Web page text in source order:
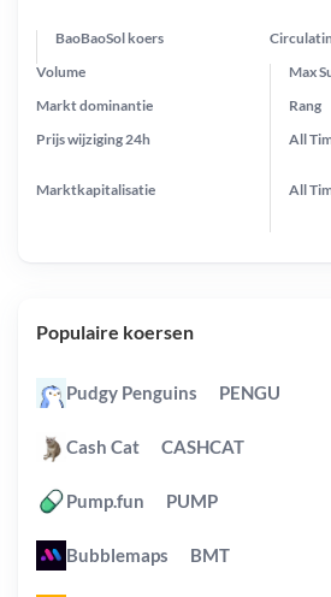
BaoBaoSol koers
Prijs wijziging 24h
Max
Markt dominantie
Marktkapitalisatie
Volume
Rang
All
All
Populaire koersen
Pudgy Penguins PENGU
Cash Cat CASHCAT
Pump.fun PUMP
Bubblemaps BMT